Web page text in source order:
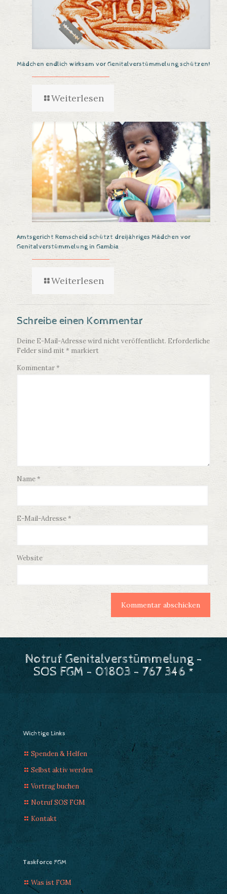
Mädchen endlich wirksam vor Genitalverstümmelung schützen!
Weiterlesen
Amtsgericht Remscheid schützt dreijähriges Mädchen vor
Genitalverstümmelung in Gambia
Weiterlesen
Schreibe einen Kommentar
Deine E-Mail-Adresse wird nicht veröffentlicht. Erforderliche
Felder sind mit* markiert
Kommentar*
Name*
E-Mail-Adresse*
Website
Notruf Genitalverstümmelung -
SOS FGM - 01803 - 767 346 *
Wichtige Links
Spenden & Helfen
Selbst aktiv werden
Vortrag buchen
Notruf SOS FGM
Kontakt
Taskforce FGM
Was ist FGM